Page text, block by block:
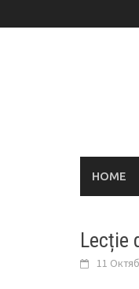
to
HOME
Lecție
11